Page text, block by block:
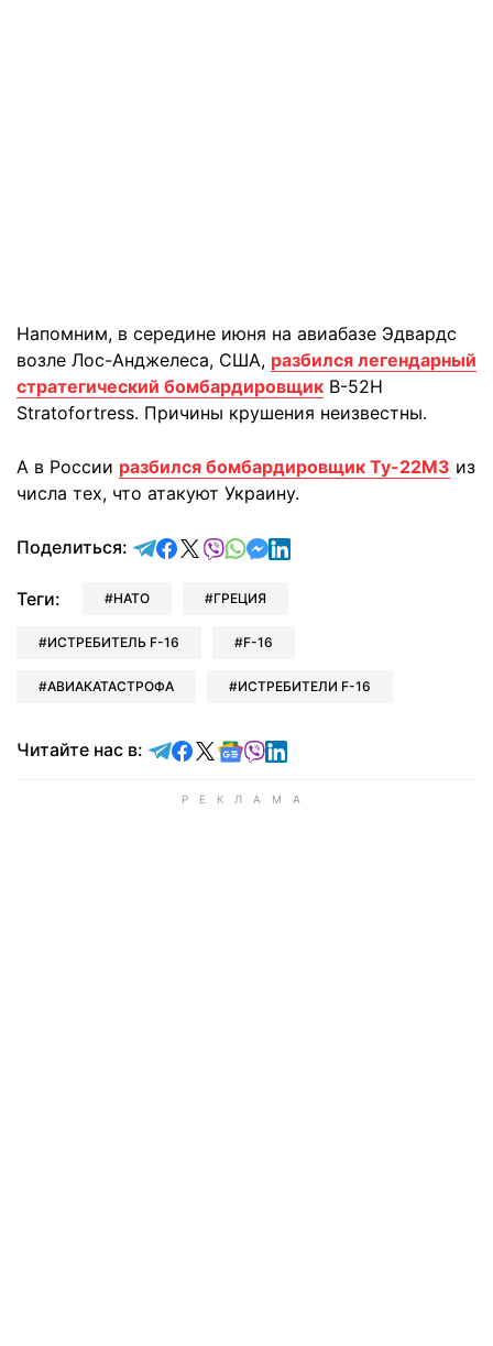
Напомним, в середине июня на авиабазе Эдвардс
возле Лос-Анджелеса, США, разбился легендарный
стратегический бомбардировщик B-52H
Stratofortress. Причины крушения неизвестны.
А в России разбился бомбардировщик Ту-22М3 из
числа тех, что атакуют Украину.
Поделиться: отправить в Telegram
поделиться в Facebook
поделиться в X
отправить в Viber
отправить в Whatsapp
отправить в Messenger
отправить в LinkedIn
Теги: НАТО ГРЕЦИЯ
ИСТРЕБИТЕЛЬ F-16 F-16
АВИАКАТАСТРОФА ИСТРЕБИТЕЛИ F-16
Читайте нас в: Читайте в Telegram
Читайте в Facebook
Читайте в X
Читайте в Google news
Читайте в Viber
Читайте в LinkedIn